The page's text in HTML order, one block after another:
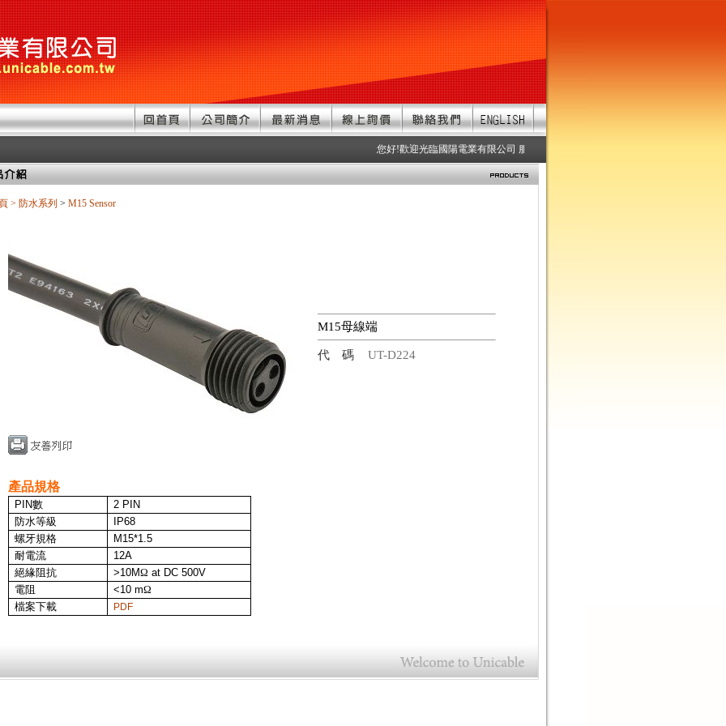
您好!歡迎光臨國陽電業有限公司 服務項目：防水連接器、防水接頭、防水連接
> 防水系列 > M15 Sensor
M15母線端
代碼 UT-D224
產品規格
PIN數
2 PIN
防水等級
IP68
螺牙規格
M15*1.5
耐電流
12A
絕緣阻抗
>10MΩ at DC 500V
電阻
<10 mΩ
檔案下載
PDF